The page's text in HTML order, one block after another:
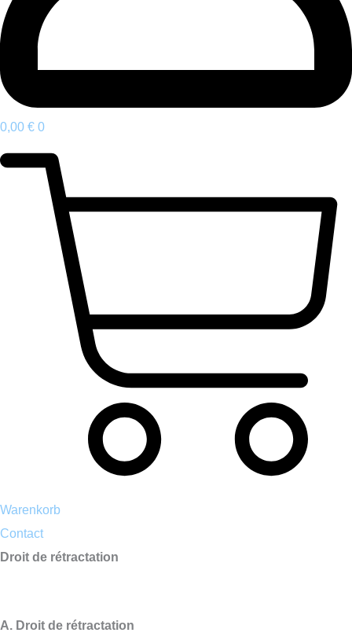
0,00 € 0
Warenkorb
Contact
Droit de rétractation
A. Droit de rétractation